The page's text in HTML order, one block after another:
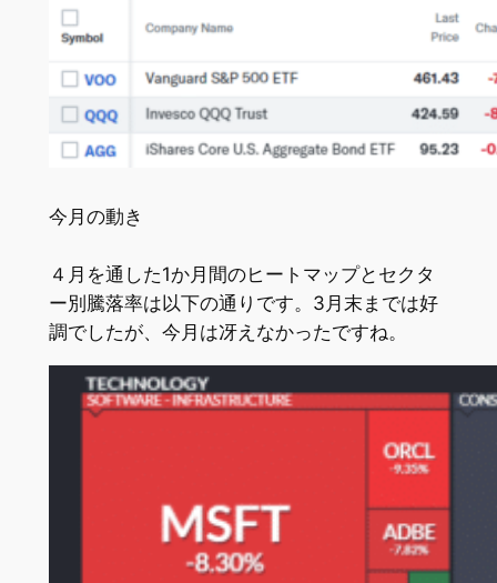
今月の動き
４月を通した1か月間のヒートマップとセクタ
ー別騰落率は以下の通りです。3月末までは好
調でしたが、今月は冴えなかったですね。